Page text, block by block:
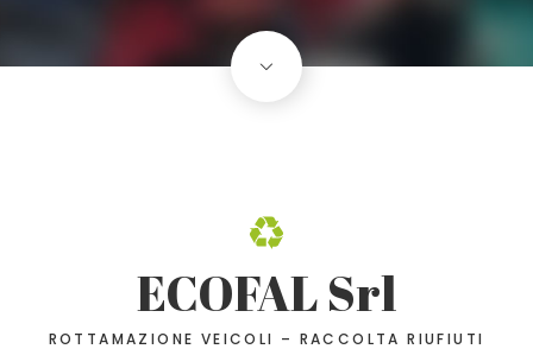
ECOFAL Srl
ROTTAMAZIONE VEICOLI – RACCOLTA RIUFIUTI